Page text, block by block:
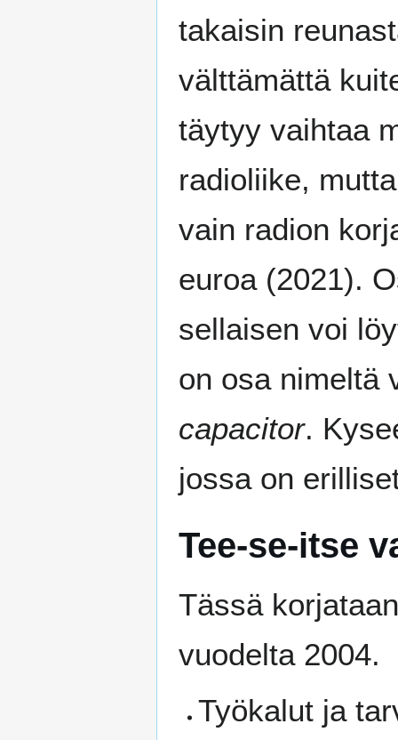
takaisin
välttämättä
täytyy vaihtaa
radioliike,
vain radion
euroa (2021).
sellaisen voi
on osa nimeltä
capacitor.
jossa on
Tee-se-itse
Tässä
vuodelta 2004.
Työkalut ja